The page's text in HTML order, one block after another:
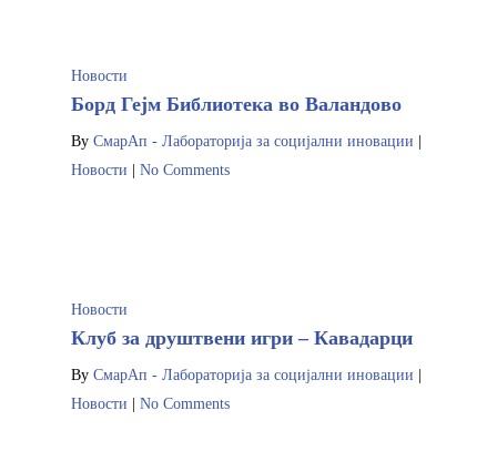
Новости
Борд Гејм Библиотека во Валандово
By СмарАп - Лабораторија за социјални иновации
Новости
No Comments
Новости
Клуб за друштвени игри – Кавадарци
By СмарАп - Лабораторија за социјални иновации
Новости
No Comments
Почетна
Кои се